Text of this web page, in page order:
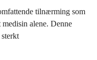
tilnærming som
alene. Denne